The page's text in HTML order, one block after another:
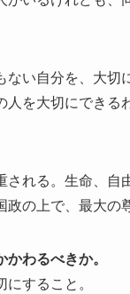
い自分を、大切
を大切にできる
される。生命、
の上で、最大の
わるべきか。
すること。